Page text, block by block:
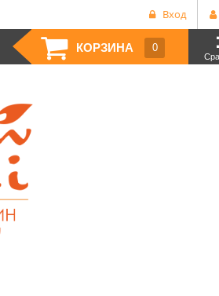
Вход
КОРЗИНА 0